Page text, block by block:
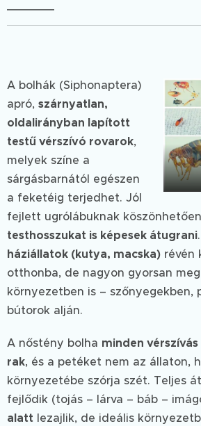
A bolhák (Siphonaptera)
apró, szárnyatlan,
oldalirányban lapított
testű vérszívó rovarok,
melyek színe a
sárgásbarnától egészen
a feketéig terjedhet. Jól
fejlett ugrólábuknak
testhosszukat is képesek átugrani
háziállatok (kutya, macska) révén
otthonba, de nagyon gyorsan
környezetben is – szőnyegekben,
bútorok alján.
A nőstény bolha minden
rak, és a petéket nem az állaton,
környezetébe szórja szét. Teljes
fejlődik (tojás – lárva – báb –
alatt lezajlik, de ideális